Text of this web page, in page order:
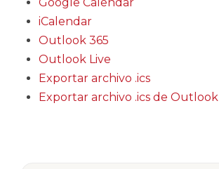
iCalendar
Outlook 365
Outlook Live
Exportar archivo .ics
Exportar archivo .ics de Outlook